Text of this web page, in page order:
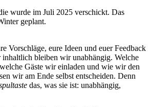
wurde im Juli 2025 verschickt. Das
geplant.
Vorschläge, eure Ideen und euer Feedback
inhaltlich bleiben wir unabhängig. Welche
Gäste wir einladen und wie wir den
wir am Ende selbst entscheiden. Denn
das, was sie ist: unabhängig,